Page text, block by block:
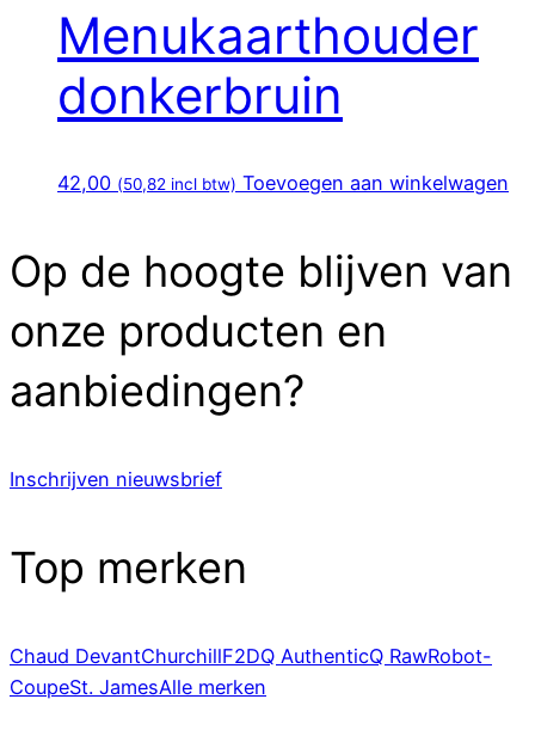
Menukaarthouder
donkerbruin
42,00 (50,82 incl btw) Toevoegen aan winkelwagen
Op de hoogte blijven van
onze producten en
aanbiedingen?
Inschrijven nieuwsbrief
Top merken
Chaud DevantChurchillF2DQ AuthenticQ RawRobot-
CoupeSt. JamesAlle merken